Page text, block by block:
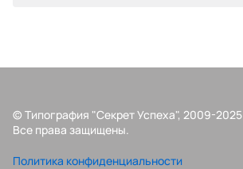
© Типография "Секрет Успеха", 2009-2025
Все права защищены.
Политика конфиденциальности